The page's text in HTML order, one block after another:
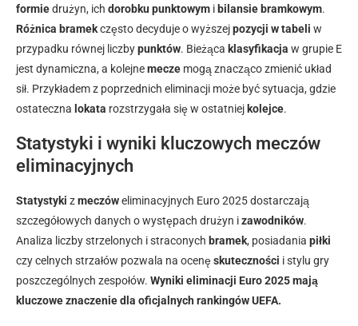
formiedrużyn, ich dorobku punktowym ibilansie bramkowym.
Różnica bramekczęsto decyduje o wyższejpozycji w tabeli w
przypadku równej liczbypunktów. Bieżąca klasyfikacja w grupie E
jest dynamiczna, a kolejnemecze mogą znacząco zmienić układ
sił. Przykładem z poprzednich eliminacji może być sytuacja, gdzie
ostateczna lokata rozstrzygała się w ostatniejkolejce.
Statystyki i wyniki kluczowych meczów
eliminacyjnych
Statystyki zmeczóweliminacyjnych Euro 2025 dostarczają
szczegółowych danych o występach drużyn izawodników.
Analiza liczby strzelonych i straconych bramek, posiadania piłki
czy celnych strzałów pozwala na ocenęskuteczności i stylu gry
poszczególnych zespołów. Wyniki eliminacji Euro 2025 mają
kluczowe znaczenie dla oficjalnych rankingów UEFA.